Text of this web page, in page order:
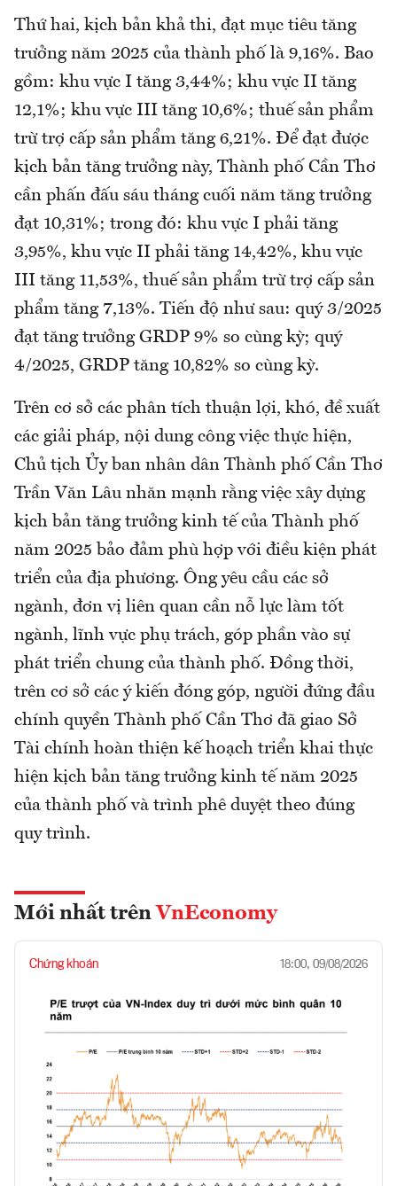
Thứ hai, kịch bản khả thi, đạt mục tiêu tăng
trưởng năm 2025 của thành phố là 9,16%. Bao
gồm: khu vực I tăng 3,44%; khu vực II tăng
12,1%; khu vực III tăng 10,6%; thuế sản phẩm
trừ trợ cấp sản phẩm tăng 6,21%. Ðể đạt được
kịch bản tăng trưởng này, Thành phố Cần Thơ
cần phấn đấu sáu tháng cuối năm tăng trưởng
đạt 10,31%; trong đó: khu vực I phải tăng
3,95%, khu vực II phải tăng 14,42%, khu vực
III tăng 11,53%, thuế sản phẩm trừ trợ cấp sản
phẩm tăng 7,13%. Tiến độ như sau: quý 3/2025
đạt tăng trưởng GRDP 9% so cùng kỳ; quý
4/2025, GRDP tăng 10,82% so cùng kỳ.
Trên cơ sở các phân tích thuận lợi, khó, đề xuất
các giải pháp, nội dung công việc thực hiện,
Chủ tịch Ủy ban nhân dân Thành phố Cần Thơ
Trần Văn Lâu nhăn mạnh rằng việc xây dựng
kịch bản tăng trưởng kinh tế của Thành phố
năm 2025 bảo đảm phù hợp với điều kiện phát
triển của địa phương. Ông yêu cầu các sở
ngành, đơn vị liên quan cần nỗ lực làm tốt
ngành, lĩnh vực phụ trách, góp phần vào sự
phát triển chung của thành phố. Đồng thời,
trên cơ sở các ý kiến đóng góp, người đứng đầu
chính quyền Thành phố Cần Thơ đã giao Sở
Tài chính hoàn thiện kế hoạch triển khai thực
hiện kịch bản tăng trưởng kinh tế năm 2025
của thành phố và trình phê duyệt theo đúng
quy trình.
Mới nhất trên VnEconomy
Chứng khoán 18:00, 09/08/2026